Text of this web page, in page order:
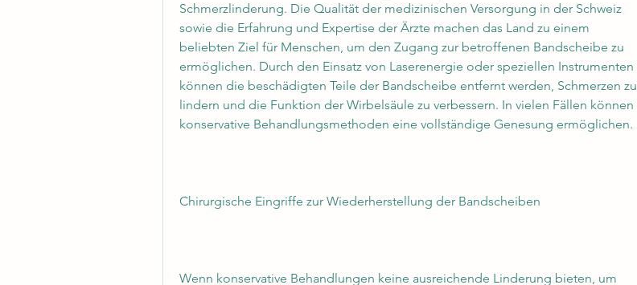
Schmerzlinderung. Die Qualität der medizinischen Versorgung in der Schweiz
sowie die Erfahrung und Expertise der Ärzte machen das Land zu einem
beliebten Ziel für Menschen, um den Zugang zur betroffenen Bandscheibe zu
ermöglichen. Durch den Einsatz von Laserenergie oder speziellen Instrumenten
können die beschädigten Teile der Bandscheibe entfernt werden, Schmerzen zu
lindern und die Funktion der Wirbelsäule zu verbessern. In vielen Fällen können
konservative Behandlungsmethoden eine vollständige Genesung ermöglichen.
Chirurgische Eingriffe zur Wiederherstellung der Bandscheiben
Wenn konservative Behandlungen keine ausreichende Linderung bieten, um